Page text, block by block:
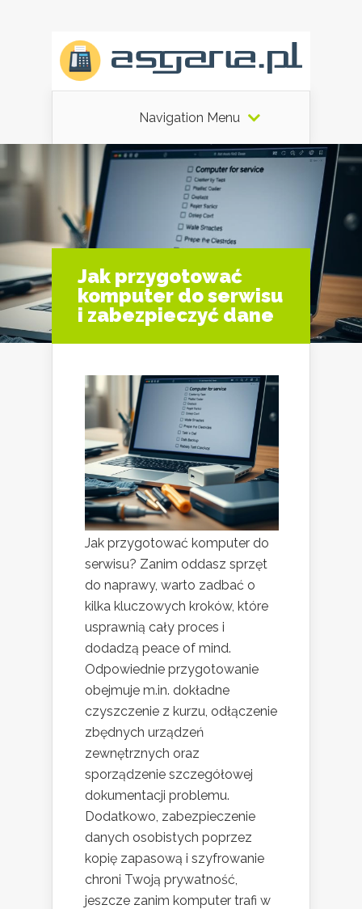
Navigation Menu
Jak przygotować
komputer do serwisu
i zabezpieczyć dane
Jak przygotować komputer do
serwisu? Zanim oddasz sprzęt
do naprawy, warto zadbać o
kilka kluczowych kroków, które
usprawnią cały proces i
dodadzą peace of mind.
Odpowiednie przygotowanie
obejmuje m.in. dokładne
czyszczenie z kurzu, odłączenie
zbędnych urządzeń
zewnętrznych oraz
sporządzenie szczegółowej
dokumentacji problemu.
Dodatkowo, zabezpieczenie
danych osobistych poprzez
kopię zapasową i szyfrowanie
chroni Twoją prywatność,
jeszcze zanim komputer trafi w